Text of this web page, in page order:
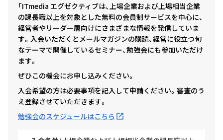
「ITmedia エグゼクティブは、上場企業および上場相当企業
の課長職以上を対象とした無料の会員制サービスを中心に、
経営者やリーダー層向けにさまざまな情報を発信していま
す。入会いただくとメールマガジンの購読、経営に役立つ旬
なテーマで開催しているセミナー、勉強会にも参加いただけ
ます。
ぜひこの機会にお申し込みください。
入会希望の方は必要事項を記入して申請ください。審査のう
え登録させていただきます。
勉強会のスケジュールはこちら